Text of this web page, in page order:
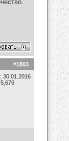
#1803
30.01.2016